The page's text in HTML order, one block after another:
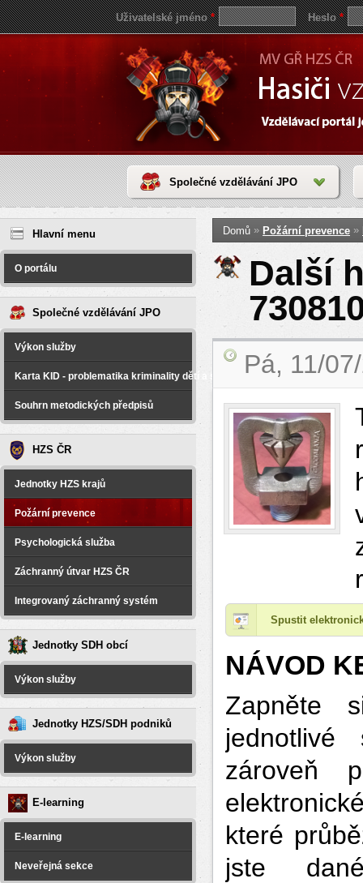
Uživatelské jméno* Heslo*
Společné vzdělávání JPO
Hlavní menu
O portálu
Společné vzdělávání JPO
Výkon služby
Karta KID - problematika kriminality dětí a spáchané na dětech
Souhrn metodických předpisů
HZS ČR
Jednotky HZS krajů
Požární prevence
Psychologická služba
Záchranný útvar HZS ČR
Integrovaný záchranný systém
Jednotky SDH obcí
Výkon služby
Jednotky HZS/SDH podniků
Výkon služby
E-learning
E-learning
Neveřejná sekce
Jste zde
Domů » Požární prevence »
Další
Pá, 11/
Spustit
NÁVOD
Zapněte
jednotlivé
zároveň
které
jste
save
reddit
video
coloring
pages
love
horoscope
today